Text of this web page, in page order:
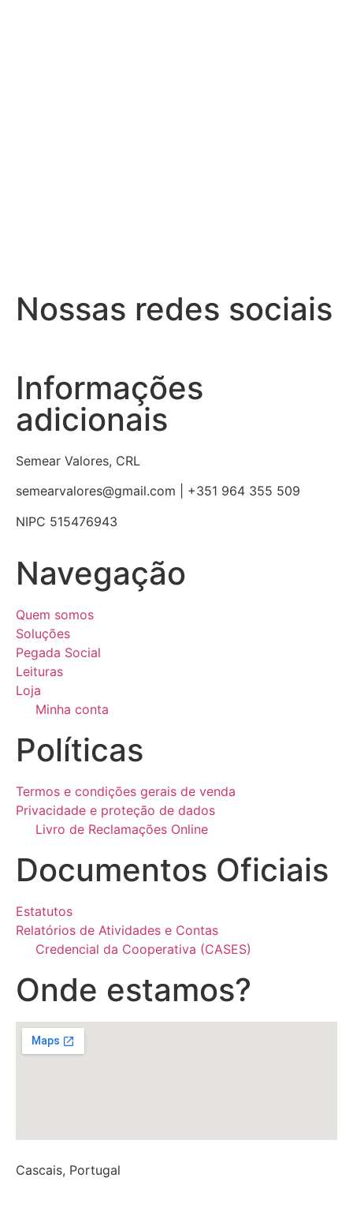
Nossas redes sociais
Informações
adicionais
Semear Valores, CRL
semearvalores@gmail.com | +351 964 355 509
NIPC 515476943
Navegação
Quem somos
Soluções
Pegada Social
Leituras
Loja
Minha conta
Políticas
Termos e condições gerais de venda
Privacidade e proteção de dados
Livro de Reclamações Online
Documentos Oficiais
Estatutos
Relatórios de Atividades e Contas
Credencial da Cooperativa (CASES)
Onde estamos?
Cascais, Portugal